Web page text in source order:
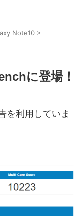
Note10 >
に登場！
を利用していま